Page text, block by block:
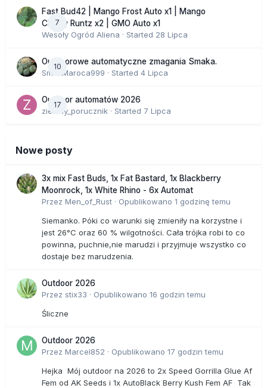
7
Fast Bud42 | Mango Frost Auto x1 | Mango
Cherry Runtz x2 | GMO Auto x1
Wesoły Ogród Aliena · Started 28 Lipca
10
Outdoorowe automatyczne zmagania Smaka.
SmakMaroca999 · Started 4 Lipca
17
Outdoor automatów 2026
zielony_porucznik · Started 7 Lipca
Nowe posty
3x mix Fast Buds, 1x Fat Bastard, 1x Blackberry
Moonrock, 1x White Rhino - 6x Automat
Przez Men_of_Rust · Opublikowano 1 godzinę temu
Siemanko. Póki co warunki się zmieniły na korzystne i
jest 26°C oraz 60 % wilgotności. Cała trójka robi to co
powinna, puchnie,nie marudzi i przyjmuje wszystko co
dostaje bez marudzenia.
Outdoor 2026
Przez stix33 · Opublikowano 16 godzin temu
Śliczne
Outdoor 2026
Przez Marcel852 · Opublikowano 17 godzin temu
Hejka Mój outdoor na 2026 to 2x Speed Gorrilla Glue Af
Fem od AK Seeds i 1x AutoBlack Berry Kush Fem AF Tak